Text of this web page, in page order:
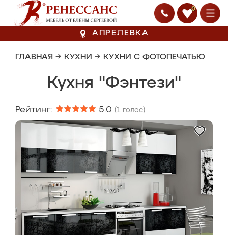
0
АПРЕЛЕВКА
ГЛАВНАЯ → КУХНИ → КУХНИ С ФОТОПЕЧАТЬЮ
Кухня "Фэнтези"
Рейтинг: 5.0 (1 голос)